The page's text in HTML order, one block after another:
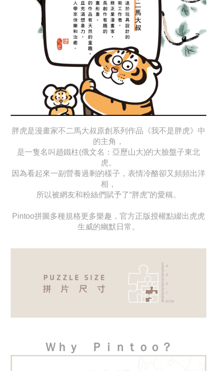
胖虎是漫畫家不二馬大叔原創系列作品《我不是胖虎》中
的主角，
是一隻名叫趙鐵柱(俄文名：亞歷山大)的大臉盤子東北
虎。
因為看起來一副營養過剩的樣子，表情冷酪卻又頻頻出洋
相，
所以被網友和粉絲們賦予了“胖虎”的愛稱。
Pintoo拼圖多種規格更多樂趣，官方正版授權點綴出虎虎
生威的幽默日常。
Ｗｈｙ　Ｐｉｎｔｏｏ？